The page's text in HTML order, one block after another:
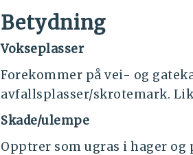
Betydning
Vokseplasser
Forekommer på vei- og
avfallsplasser/skrotemark.
Skade/ulempe
Opptrer som ugras i hager